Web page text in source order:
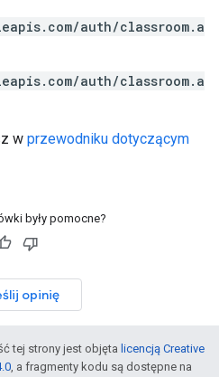
auth/classroom.a
auth/classroom.a
w przewodniku dotyczącym
były pomocne?
opinię
tej strony jest objęta licencją Creative
, a fragmenty kodu są dostępne na